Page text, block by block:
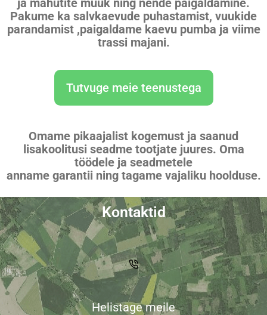
ja mahutite müük ning nende paigaldamine.
Pakume ka salvkaevude puhastamist, vuukide
parandamist ,paigaldame kaevu pumba ja viime
trassi majani.
Tutvuge meie teenustega
Omame pikaajalist kogemust ja saanud
lisakoolitusi seadme tootjate juures. Oma
töödele ja seadmetele
anname garantii ning tagame vajaliku hoolduse.
Kontaktid
Helistage meile